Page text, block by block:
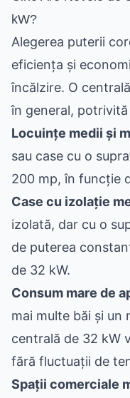
kW?
Alegerea puterii
eficiența și
încălzire. O centrală
în general,
Locuințe medii și
sau case cu o
200 mp, în funcție
Case cu izolație
izolată, dar cu o
de puterea
de 32 kW.
Consum mare de
mai multe băi și un
centrală de 32 kW
fără fluctuații de
Spații comerciale